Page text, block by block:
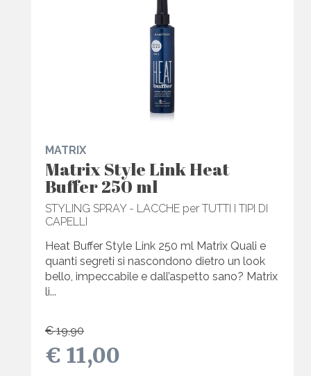
MATRIX
Matrix Style Link Heat
Buffer 250 ml
STYLING SPRAY - LACCHE per TUTTI I TIPI DI
CAPELLI
Heat Buffer Style Link 250 ml Matrix Quali e
quanti segreti si nascondono dietro un look
bello, impeccabile e dall’aspetto sano? Matrix
li...
€ 19,90
€ 11,00